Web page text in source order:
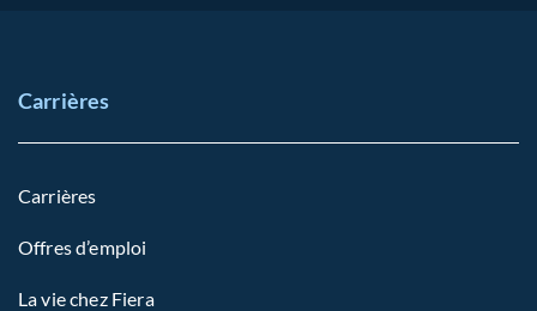
Carrières
Carrières
Offres d’emploi
La vie chez Fiera